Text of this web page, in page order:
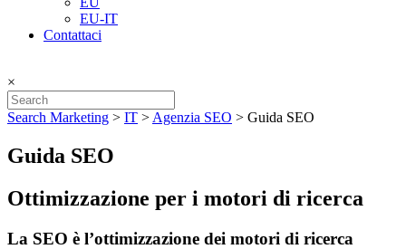
EU-IT
Contattaci
×
Search Marketing > IT > Agenzia SEO > Guida SEO
Guida SEO
Ottimizzazione per i motori di ricerca
La SEO è l’ottimizzazione dei motori di ricerca